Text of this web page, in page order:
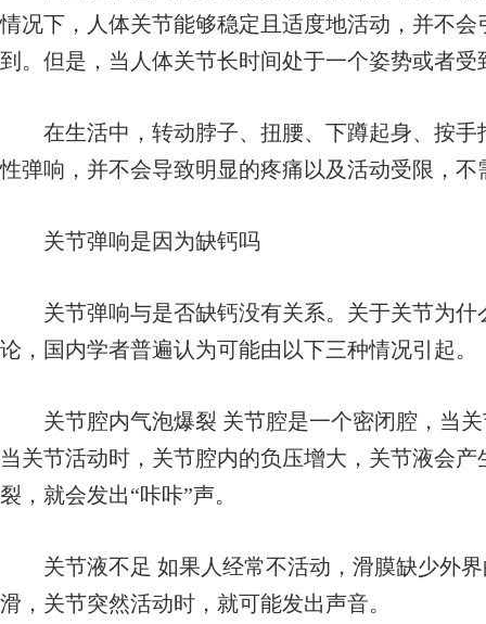
情况下，人体关节能够稳定且适度地活动，并不
到。但是，当人体关节长时间处于一个姿势或者
在生活中，转动脖子、扭腰、下蹲起身、按手
性弹响，并不会导致明显的疼痛以及活动受限，不
关节弹响是因为缺钙吗
关节弹响与是否缺钙没有关系。关于关节为什
论，国内学者普遍认为可能由以下三种情况引起。
关节腔内气泡爆裂 关节腔是一个密闭腔，当关
当关节活动时，关节腔内的负压增大，关节液会
裂，就会发出“咔咔”声。
关节液不足 如果人经常不活动，滑膜缺少外界
滑，关节突然活动时，就可能发出声音。